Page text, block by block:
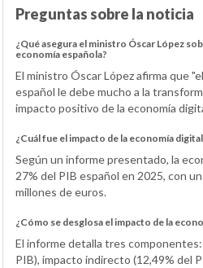
Preguntas sobre la noticia
¿Qué asegura el ministro Óscar López
economía española?
El ministro Óscar López afirma que
español le debe mucho a la
impacto positivo de la economía
¿Cuál fue el impacto de la economía
Según un informe presentado, la
27% del PIB español en 2025, con
millones de euros.
¿Cómo se desglosa el impacto de la
El informe detalla tres
PIB), impacto indirecto (12,49% del